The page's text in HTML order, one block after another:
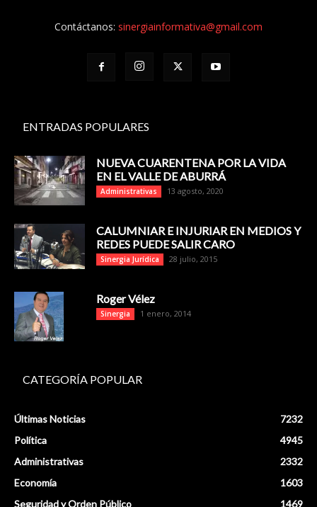
Contáctanos: sinergiainformativa@gmail.com
ENTRADAS POPULARES
NUEVA CUARENTENA POR LA VIDA
EN EL VALLE DE ABURRÁ
Administrativas 13 agosto, 2020
CALUMNIAR E INJURIAR EN MEDIOS Y
REDES PUEDE SALIR CARO
Sinergia Jurídica 28 julio, 2015
Roger Vélez
Sinergia 1 enero, 2014
CATEGORÍA POPULAR
Últimas Noticias
7232
Política
4945
Administrativas
2332
Economía
1603
Seguridad y Orden Público
1469